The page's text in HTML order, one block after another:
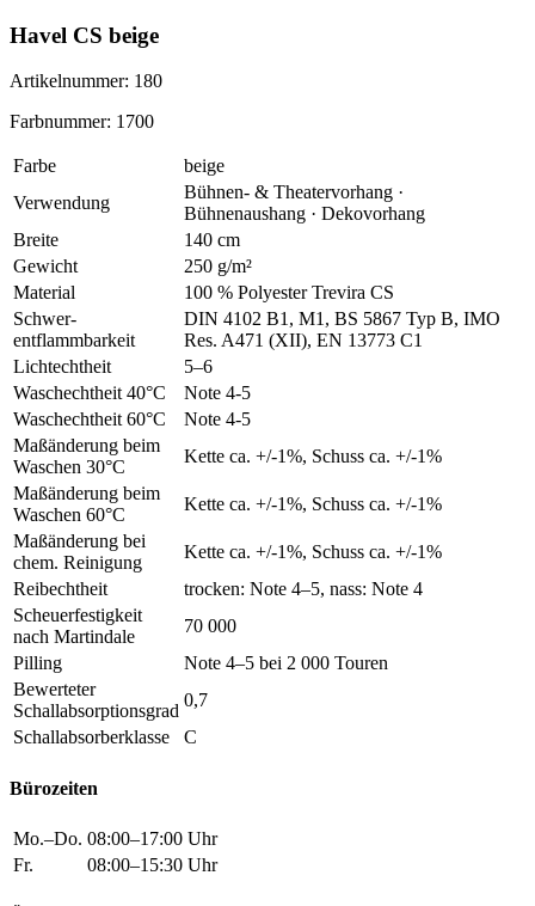
Havel CS beige
Artikelnummer: 180
Farbnummer: 1700
Farbe
beige
Verwendung
Bühnen- & Theatervorhang ·
Bühnenaushang · Dekovorhang
Breite
140 cm
Gewicht
250 g/m²
Material
100 % Polyester Trevira CS
Schwer-
entflammbarkeit
DIN 4102 B1, M1, BS 5867 Typ B, IMO
Res. A471 (XII), EN 13773 C1
Lichtechtheit
5–6
Waschechtheit 40°C
Note 4-5
Waschechtheit 60°C
Note 4-5
Maßänderung beim
Waschen 30°C
Kette ca. +/-1%, Schuss ca. +/-1%
Maßänderung beim
Waschen 60°C
Kette ca. +/-1%, Schuss ca. +/-1%
Maßänderung bei
chem. Reinigung
Kette ca. +/-1%, Schuss ca. +/-1%
Reibechtheit
trocken: Note 4–5, nass: Note 4
Scheuerfestigkeit
nach Martindale
70 000
Pilling
Note 4–5 bei 2 000 Touren
Bewerteter
Schallabsorptionsgrad
0,7
Schallabsorberklasse
C
Bürozeiten
Mo.–Do. 08:00–17:00 Uhr
Fr.
08:00–15:30 Uhr